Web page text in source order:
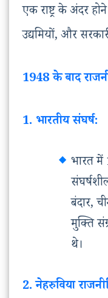
एक राष्ट्र के अंदर
उद्यमियों, और
1948 के बाद
1. भारतीय संघर्ष:
भारत में
बंदार,
मुक्ति
थे।
2. नेहरुविया